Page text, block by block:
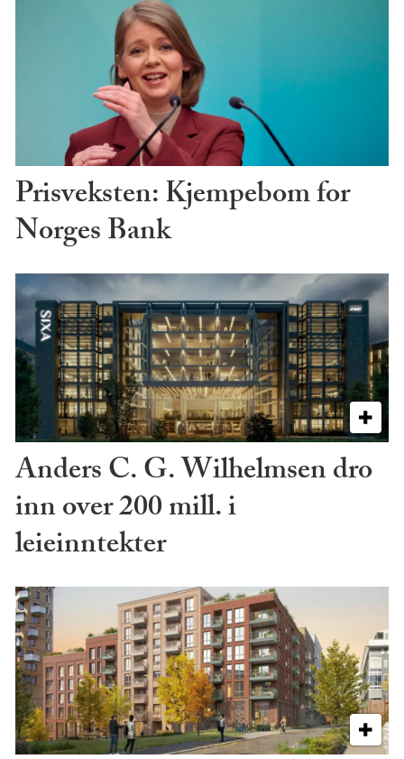
Prisveksten: Kjempebom for
Norges Bank
Anders C. G. Wilhelmsen dro
inn over 200 mill. i
leieinntekter